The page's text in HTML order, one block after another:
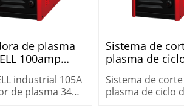
de plasma
100amp
industrial 105A
de plasma 340V
Sistema de
plasma de
a la venta
125HD CNC
Sistema de
plasma de ciclo